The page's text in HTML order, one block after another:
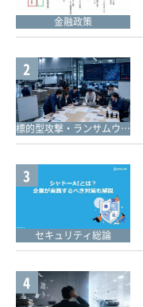
金融政策
2
標的型攻撃・ランサムウェア対策
3
セキュリティ総論
4